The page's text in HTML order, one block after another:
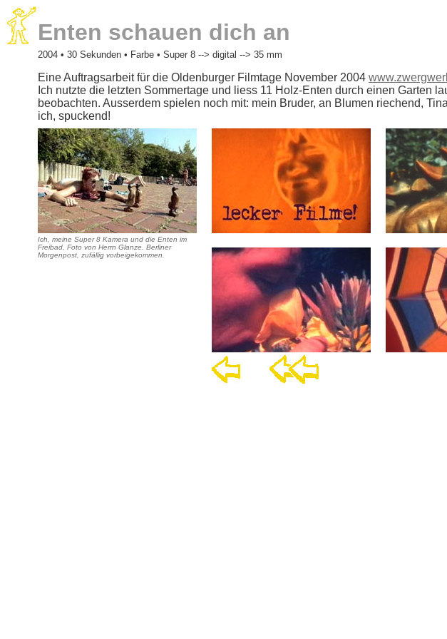
Enten schauen dich an
2004 • 30 Sekunden • Farbe • Super 8 --> digital --> 35 mm
Eine Auftragsarbeit für die Oldenburger Filmtage November 2004
Ich nutzte die letzten Sommertage und liess 11 Holz-Enten durch einen Garten
beobachten. Ausserdem spielen noch mit: mein Bruder, an Blumen riechend,
ich, spuckend!
Ich, meine Super 8 Kamera und die Enten im
Freibad, Foto von Herrn Glanze. Berliner
Morgenpost, zufällig vorbeigekommen.